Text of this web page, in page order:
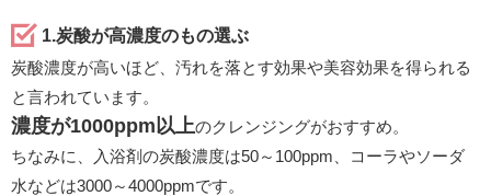
1.炭酸が高濃度のもの選ぶ
炭酸濃度が高いほど、汚れを落とす効果や美容効果を得られる
と言われています。
濃度が1000ppm以上のクレンジングがおすすめ。
ちなみに、入浴剤の炭酸濃度は50～100ppm、コーラやソーダ
水などは3000～4000ppmです。